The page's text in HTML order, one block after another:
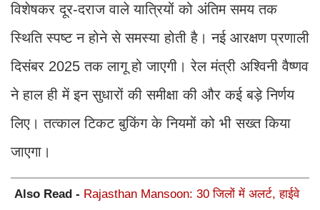
विशेषकर दूर-दराज वाले यात्रियों को अंतिम समय तक
स्थिति स्पष्ट न होने से समस्या होती है। नई आरक्षण प्रणाली
दिसंबर 2025 तक लागू हो जाएगी। रेल मंत्री अश्विनी वैष्णव
ने हाल ही में इन सुधारों की समीक्षा की और कई बड़े निर्णय
लिए। तत्काल टिकट बुकिंग के नियमों को भी सख्त किया
जाएगा।
Also Read - Rajasthan Mansoon: 30 जिलों में अलर्ट, हाईवे